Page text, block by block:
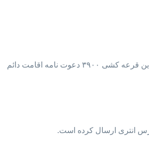
کشور کانادا جدیدترین پذیرش مهاجرتی خود را از برنامه اکسپرس انتری در روز ۳۰ اکتبر برگزار کرد. در این قرعه کشی ۳۹۰۰ دعوت نامه اقامت دائم